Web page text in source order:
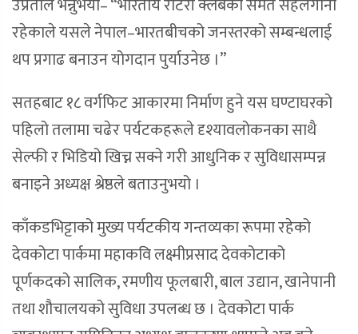
उप्रेतीले भन्नुभयो– “भारतीय रोटरी क्लबको समेत सहलगानी
रहेकाले यसले नेपाल–भारतबीचको जनस्तरको सम्बन्धलाई
थप प्रगाढ बनाउन योगदान पुर्याउनेछ ।”
सतहबाट १८ वर्गफिट आकारमा निर्माण हुने यस घण्टाघरको
पहिलो तलामा चढेर पर्यटकहरूले दृश्यावलोकनका साथै
सेल्फी र भिडियो खिच्न सक्ने गरी आधुनिक र सुविधासम्पन्न
बनाइने अध्यक्ष श्रेष्ठले बताउनुभयो ।
काँकडभिट्टाको मुख्य पर्यटकीय गन्तव्यका रूपमा रहेको
देवकोटा पार्कमा महाकवि लक्ष्मीप्रसाद देवकोटाको
पूर्णकदको सालिक, रमणीय फूलबारी, बाल उद्यान, खानेपानी
तथा शौचालयको सुविधा उपलब्ध छ । देवकोटा पार्क